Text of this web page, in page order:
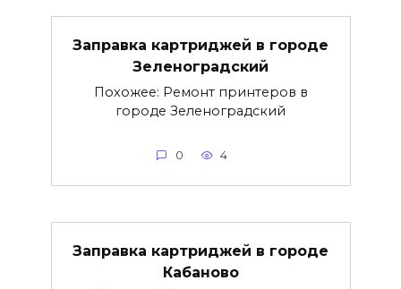
Заправка картриджей в городе
Зеленоградский
Похожее: Ремонт принтеров в
городе Зеленоградский
0 4
Заправка картриджей в городе
Кабаново